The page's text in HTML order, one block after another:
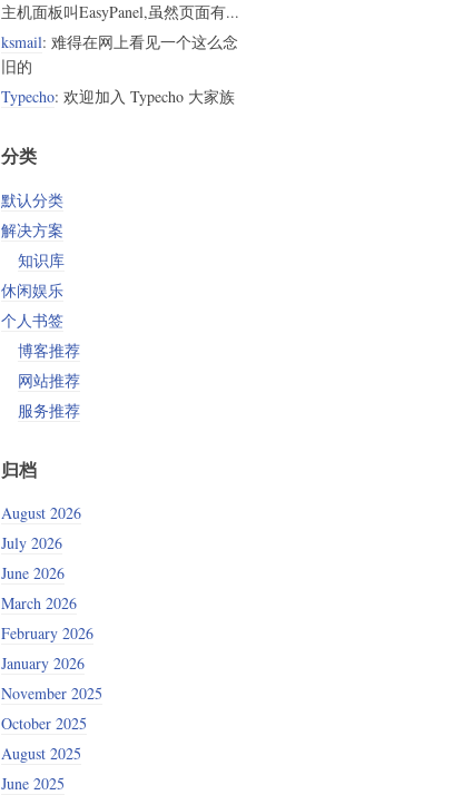
主机面板叫EasyPanel,虽然页面有...
ksmail: 难得在网上看见一个这么念
旧的
Typecho: 欢迎加入 Typecho 大家族
分类
默认分类
解决方案
知识库
休闲娱乐
个人书签
博客推荐
网站推荐
服务推荐
归档
August 2026
July 2026
June 2026
March 2026
February 2026
January 2026
November 2025
October 2025
August 2025
June 2025